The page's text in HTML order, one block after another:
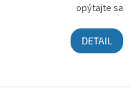
opýtajte sa
DETAIL